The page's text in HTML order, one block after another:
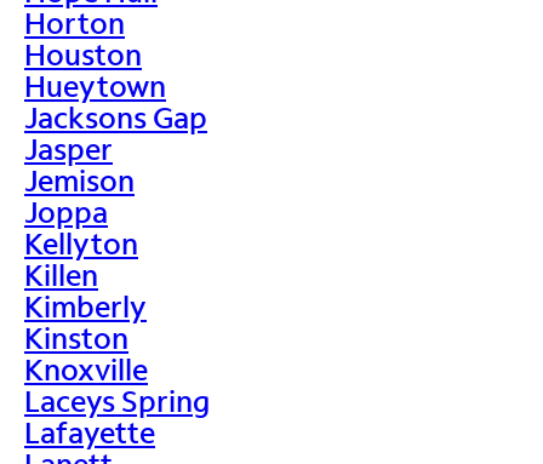
Horton
Houston
Hueytown
Jacksons Gap
Jasper
Jemison
Joppa
Kellyton
Killen
Kimberly
Kinston
Knoxville
Laceys Spring
Lafayette